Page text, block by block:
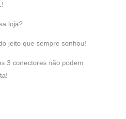
loja?
jeito que sempre sonhou!
3 conectores não podem